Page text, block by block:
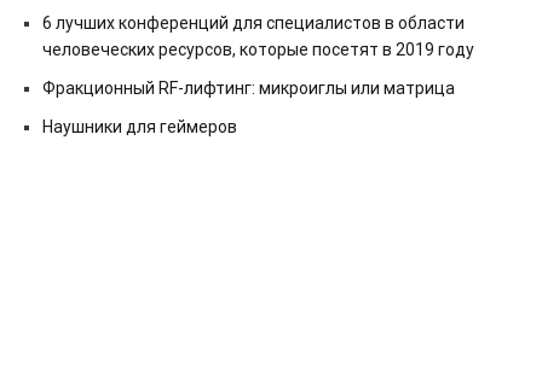
6 лучших конференций для специалистов в области
человеческих ресурсов, которые посетят в 2019 году
Фракционный RF-лифтинг: микроиглы или матрица
Наушники для геймеров